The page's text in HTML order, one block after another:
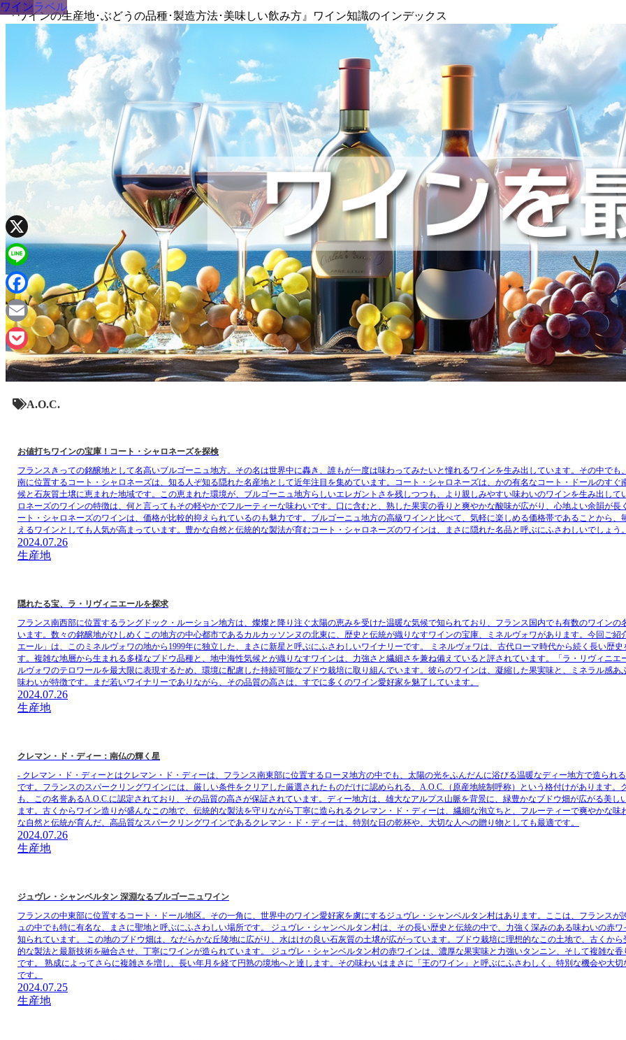
『ワインの生産地･ぶどうの品種･製造方法･美味しい飲み方』ワイン知識のインデックス
A.O.C.
生産地
お値打ちワインの宝庫！コート・シャロネーズを探検
フランスきっての銘醸地として名高いブルゴーニュ地方。その名は世界中に轟き、誰もが一度は味わってみたいと憧れるワインを生み出しています。その中でも
南に位置するコート・シャロネーズは、知る人ぞ知る隠れた名産地として近年注目を集めています。コート・シャロネーズは、かの有名なコート・ドールのすぐ
候と石灰質土壌に恵まれた地域です。この恵まれた環境が、ブルゴーニュ地方らしいエレガントさを残しつつも、より親しみやすい味わいのワインを生み出して
ロネーズのワインの特徴は、何と言ってもその軽やかでフルーティーな味わいです。口に含むと、熟した果実の香りと爽やかな酸味が広がり、心地よい余韻が長
ート・シャロネーズのワインは、価格が比較的抑えられているのも魅力です。ブルゴーニュ地方の高級ワインと比べて、気軽に楽しめる価格帯であることから、
えるワインとしても人気が高まっています。豊かな自然と伝統的な製法が育むコート・シャロネーズのワインは、まさに隠れた名品と呼ぶにふさわしいでしょう。
2024.07.26
生産地
生産地
隠れたる宝、ラ・リヴィニエールを探求
フランス南西部に位置するラングドック・ルーション地方は、燦燦と降り注ぐ太陽の恵みを受けた温暖な気候で知られており、フランス国内でも有数のワインの
います。数々の銘醸地がひしめくこの地方の中心都市であるカルカッソンヌの北東に、歴史と伝統が織りなすワインの宝庫、ミネルヴォワがあります。今回ご紹
エール」は、このミネルヴォワの地から1999年に独立した、まさに新星と呼ぶにふさわしいワイナリーです。 ミネルヴォワは、古代ローマ時代から続く長い歴
す。複雑な地層から生まれる多様なブドウ品種と、地中海性気候とが織りなすワインは、力強さと繊細さを兼ね備えていると評されています。「ラ・リヴィニエ
ルヴォワのテロワールを最大限に表現するため、環境に配慮した持続可能なブドウ栽培に取り組んでいます。彼らのワインは、凝縮した果実味と、ミネラル感あ
味わいが特徴です。まだ若いワイナリーでありながら、その品質の高さは、すでに多くのワイン愛好家を魅了しています。
2024.07.26
生産地
生産地
クレマン・ド・ディー：南仏の輝く星
- クレマン・ド・ディーとはクレマン・ド・ディーは、フランス南東部に位置するローヌ地方の中でも、太陽の光をふんだんに浴びる温暖なディー地方で造られ
です。フランスのスパークリングワインには、厳しい条件をクリアした厳選されたものだけに認められる、A.O.C.（原産地統制呼称）という格付けがあります。
も、この名誉あるA.O.C.に認定されており、その品質の高さが保証されています。ディー地方は、雄大なアルプス山脈を背景に、緑豊かなブドウ畑が広がる美し
ます。古くからワイン造りが盛んなこの地で、伝統的な製法を守りながら丁寧に造られるクレマン・ド・ディーは、繊細な泡立ちと、フルーティーで爽やかな味
な自然と伝統が育んだ、高品質なスパークリングワインであるクレマン・ド・ディーは、特別な日の乾杯や、大切な人への贈り物としても最適です。
2024.07.26
生産地
生産地
ジュヴレ・シャンベルタン 深淵なるブルゴーニュワイン
フランスの中東部に位置するコート・ドール地区。その一角に、世界中のワイン愛好家を虜にするジュヴレ・シャンベルタン村はあります。ここは、フランスが
ュの中でも特に有名な、まさに聖地と呼ぶにふさわしい場所です。 ジュヴレ・シャンベルタン村は、その長い歴史と伝統の中で、力強く深みのある味わいの赤
知られています。 この地のブドウ畑は、なだらかな丘陵地に広がり、水はけの良い石灰質の土壌が広がっています。ブドウ栽培に理想的なこの土地で、古くか
的な製法と最新技術を融合させ、丁寧にワインが造られています。 ジュヴレ・シャンベルタン村の赤ワインは、濃厚な果実味と力強いタンニン、そして複雑な
です。 熟成によってさらに複雑さを増し、長い年月を経て円熟の境地へと達します。その味わいはまさに「王のワイン」と呼ぶにふさわしく、特別な機会や大
です。
2024.07.25
生産地
生産地
ワインラベル
X
Line
Facebook
Email
Pocket